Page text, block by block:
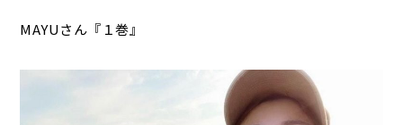
MAYUさん『１巻』